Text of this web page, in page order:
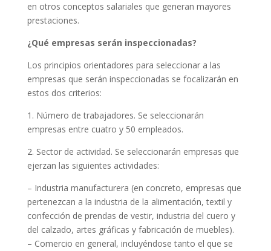
en otros conceptos salariales que generan mayores
prestaciones.
¿Qué empresas serán inspeccionadas?
Los principios orientadores para seleccionar a las
empresas que serán inspeccionadas se focalizarán en
estos dos criterios:
1. Número de trabajadores. Se seleccionarán
empresas entre cuatro y 50 empleados.
2. Sector de actividad. Se seleccionarán empresas que
ejerzan las siguientes actividades:
– Industria manufacturera (en concreto, empresas que
pertenezcan a la industria de la alimentación, textil y
confección de prendas de vestir, industria del cuero y
del calzado, artes gráficas y fabricación de muebles).
– Comercio en general, incluyéndose tanto el que se